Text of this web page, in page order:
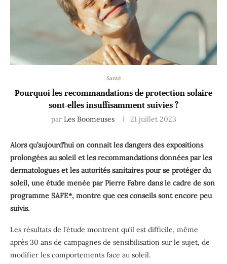
Santé
Pourquoi les recommandations de protection solaire
sont-elles insuffisamment suivies ?
par Les Boomeuses 21 juillet 2023
Alors qu’aujourd’hui on connait les dangers des expositions
prolongées au soleil et les recommandations données par les
dermatologues et les autorités sanitaires pour se protéger du
soleil, une étude menée par Pierre Fabre dans le cadre de son
programme SAFE*, montre que ces conseils sont encore peu
suivis.
Les résultats de l’étude montrent qu’il est difficile, même
après 30 ans de campagnes de sensibilisation sur le sujet, de
modifier les comportements face au soleil.